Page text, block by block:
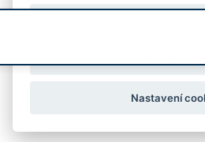
© 2026 Magistrát města Zlína
Nastavení